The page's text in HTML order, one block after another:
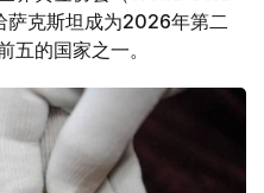
萨克斯坦成为2026年第二
五的国家之一。